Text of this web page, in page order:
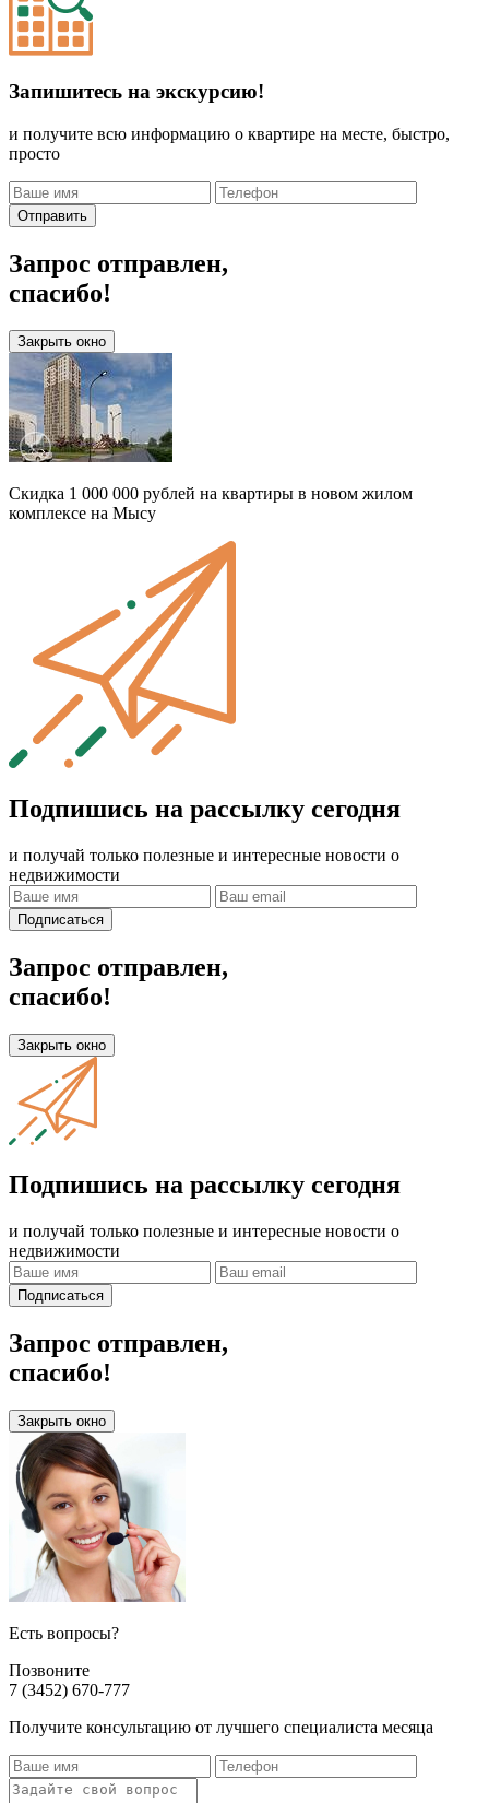
Запишитесь на экскурсию!
и получите всю информацию о квартире на месте, быстро,
просто
Отправить
Запрос отправлен,
спасибо!
Закрыть окно
Скидка 1 000 000 рублей на квартиры в новом жилом
комплексе на Мысу
Подпишись на рассылку сегодня
и получай только полезные и интересные новости о
недвижимости
Подписаться
Запрос отправлен,
спасибо!
Закрыть окно
Подпишись на рассылку сегодня
и получай только полезные и интересные новости о
недвижимости
Подписаться
Запрос отправлен,
спасибо!
Закрыть окно
Есть вопросы?
Позвоните
7 (3452) 670-777
Получите консультацию от лучшего специалиста месяца